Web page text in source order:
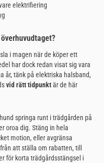
elektrifiering
i magen när de köper ett
har dock redan visat sig vara
år, tänk på elektriska halsband,
vid rätt tidpunktär de här
springa runt i trädgården på
oroa dig. Stäng in hela
motion, eller avgränsa
att ställa om rabatten, till
för korta trädgårdsstängsel i